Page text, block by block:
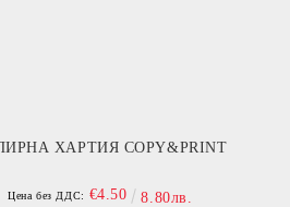
ХАРТИЯ COPY&PRINT
Цена без ДДС: €4.50 8.80лв.